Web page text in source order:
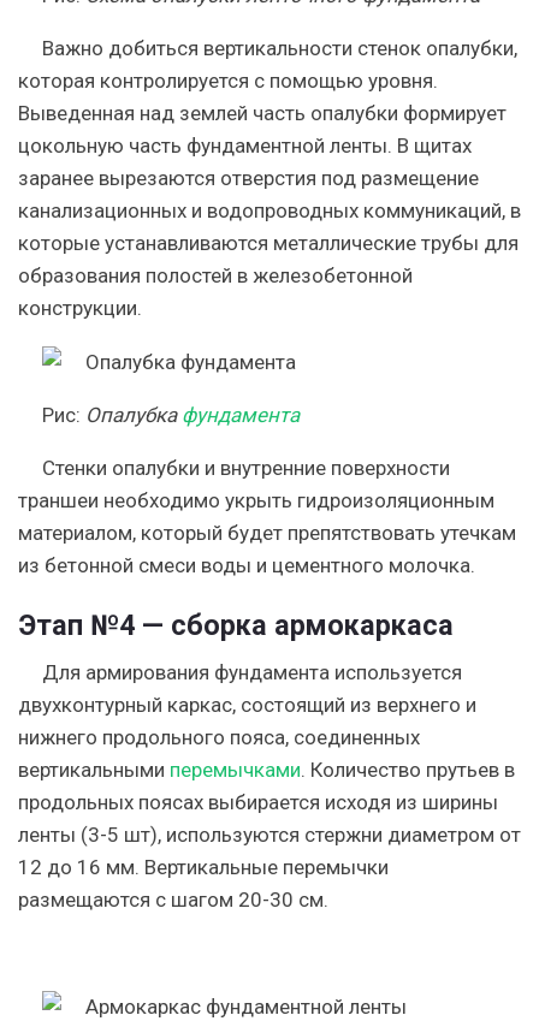
Важно добиться вертикальности стенок опалубки,
которая контролируется с помощью уровня.
Выведенная над землей часть опалубки формирует
цокольную часть фундаментной ленты. В щитах
заранее вырезаются отверстия под размещение
канализационных и водопроводных коммуникаций, в
которые устанавливаются металлические трубы для
образования полостей в железобетонной
конструкции.
Рис: Опалубка фундамента
Стенки опалубки и внутренние поверхности
траншеи необходимо укрыть гидроизоляционным
материалом, который будет препятствовать утечкам
из бетонной смеси воды и цементного молочка.
Этап №4 — сборка армокаркаса
Для армирования фундамента используется
двухконтурный каркас, состоящий из верхнего и
нижнего продольного пояса, соединенных
вертикальными перемычками. Количество прутьев в
продольных поясах выбирается исходя из ширины
ленты (3-5 шт), используются стержни диаметром от
12 до 16 мм. Вертикальные перемычки
размещаются с шагом 20-30 см.